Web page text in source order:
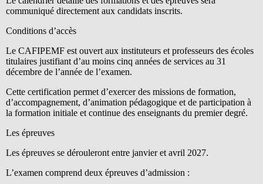
communiqué directement aux candidats inscrits.
Conditions d’accès
Le CAFIPEMF est ouvert aux instituteurs et professeurs des écoles
titulaires justifiant d’au moins cinq années de services au 31
décembre de l’année de l’examen.
Cette certification permet d’exercer des missions de formation,
d’accompagnement, d’animation pédagogique et de participation à
la formation initiale et continue des enseignants du premier degré.
Les épreuves
Les épreuves se dérouleront entre janvier et avril 2027.
L’examen comprend deux épreuves d’admission :